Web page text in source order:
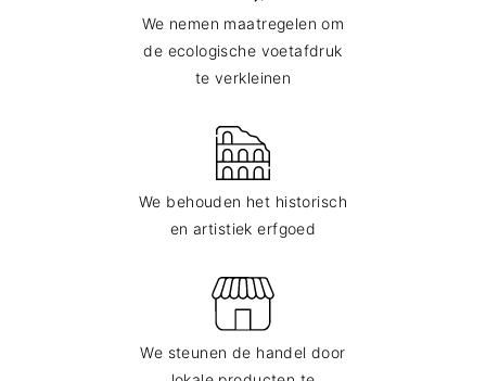
We nemen maatregelen om
de ecologische voetafdruk
te verkleinen
We behouden het historisch
en artistiek erfgoed
We steunen de handel door